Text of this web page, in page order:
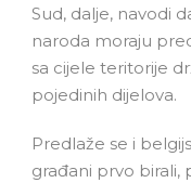
Sud, dalje, navodi
naroda moraju
sa cijele teritorije
pojedinih dijelova.
Predlaže se i
građani prvo birali,